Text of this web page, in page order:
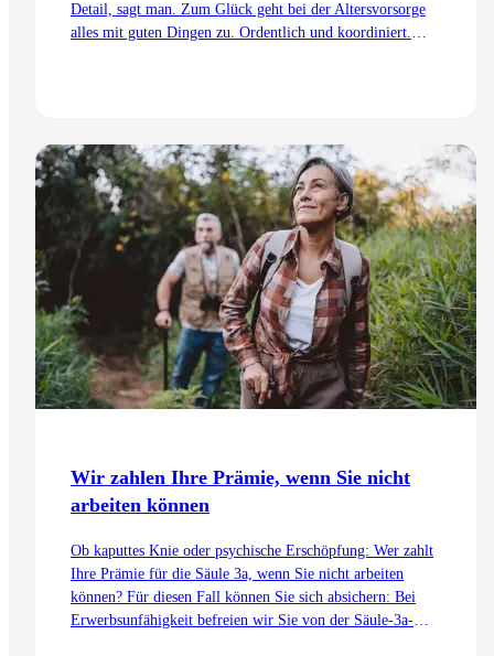
Detail, sagt man. Zum Glück geht bei der Altersvorsorge
alles mit guten Dingen zu. Ordentlich und koordiniert.
Zum Artikel
Wir zahlen Ihre Prämie, wenn Sie nicht
arbeiten können
Ob kaputtes Knie oder psychische Erschöpfung: Wer zahlt
Ihre Prämie für die Säule 3a, wenn Sie nicht arbeiten
können? Für diesen Fall können Sie sich absichern: Bei
Erwerbsunfähigkeit befreien wir Sie von der Säule-3a-